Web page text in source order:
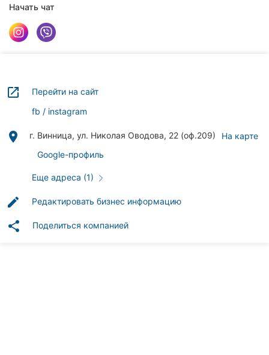
Автошколы
Рестораны
Все
города:
Винница
Житомир
Тернополь
Начать чат
launch
Перейти на сайт
fb
instagram
place г. Винница, ул. Николая Оводова, 22 (оф.209)
На карте
Google-профиль
Еще адреса (1)
edit Редактировать бизнес информацию
share Поделиться компанией